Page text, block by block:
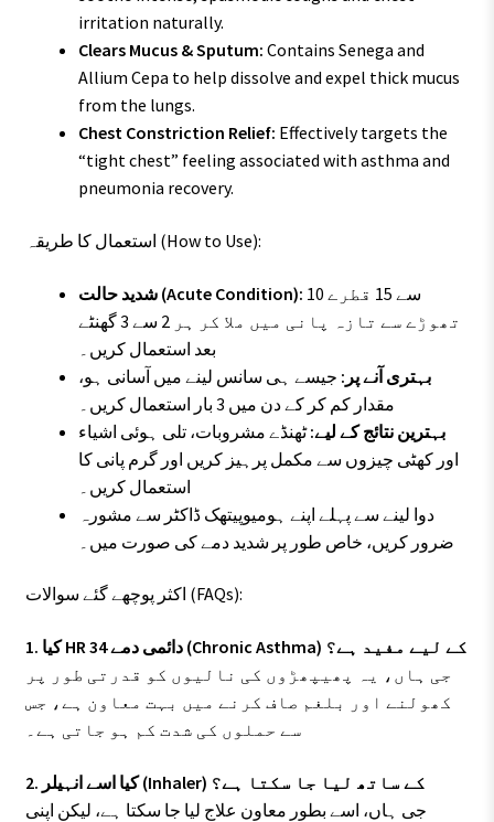
irritation naturally.
Clears Mucus & Sputum: Contains Senega and
Allium Cepa to help dissolve and expel thick mucus
from the lungs.
Chest Constriction Relief: Effectively targets the
“tight chest” feeling associated with asthma and
pneumonia recovery.
استعمال کا طریقہ (How to Use):
شدید حالت (Acute Condition): 10 سے 15 قطرے
تھوڑے سے تازہ پانی میں ملا کر ہر 2 سے 3 گھنٹے
بعد استعمال کریں۔
بہتری آنے پر: جیسے ہی سانس لینے میں آسانی ہو،
مقدار کم کر کے دن میں 3 بار استعمال کریں۔
بہترین نتائج کے لیے:ٹھنڈے مشروبات، تلی ہوئی اشیاء
اور کھٹی چیزوں سے مکمل پرہیز کریں اور گرم پانی کا
استعمال کریں۔
دوا لینے سے پہلے اپنے ہومیوپیتھک ڈاکٹر سے مشورہ
ضرور کریں، خاص طور پر شدید دمے کی صورت میں۔
اکثر پوچھے گئے سوالات (FAQs):
1. کیا HR 34 دائمی دمے (Chronic Asthma) کے لیے مفید ہے؟
جی ہاں، یہ پھیپھڑوں کی نالیوں کو قدرتی طور پر
کھولنے اور بلغم صاف کرنے میں بہت معاون ہے، جس
سے حملوں کی شدت کم ہو جاتی ہے۔
2. کیا اسے انہیلر (Inhaler) کے ساتھ لیا جا سکتا ہے؟
جی ہاں، اسے بطور معاون علاج لیا جا سکتا ہے، لیکن اپنی